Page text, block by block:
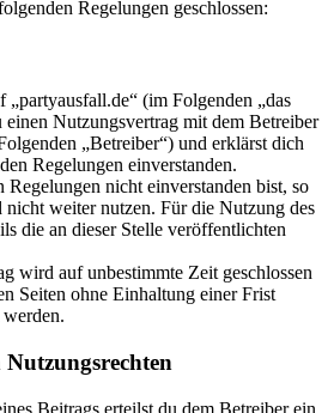
Regelungen geschlossen:
(im Folgenden „das
einen Nutzungsvertrag mit dem Betreiber
„Betreiber“) und erklärst dich
Regelungen einverstanden.
Regelungen nicht einverstanden bist, so
nicht weiter nutzen. Für die Nutzung des
die an dieser Stelle veröffentlichten
wird auf unbestimmte Zeit geschlossen
Seiten ohne Einhaltung einer Frist
Beitrags erteilst du dem Betreiber ein